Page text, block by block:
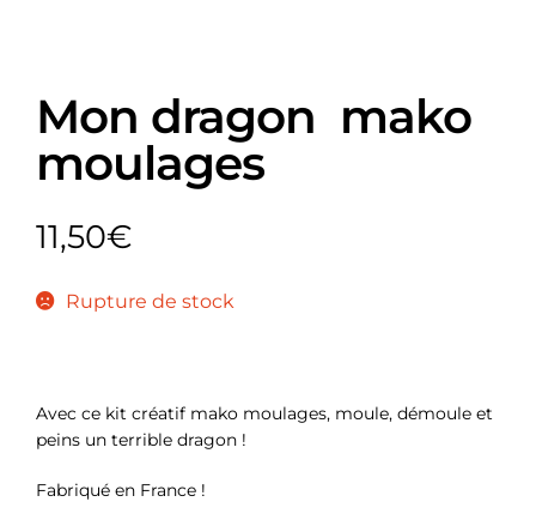
Mon dragon mako
moulages
11,50€
Rupture de stock
Avec ce kit créatif mako moulages, moule, démoule et
peins un terrible dragon !
Fabriqué en France !